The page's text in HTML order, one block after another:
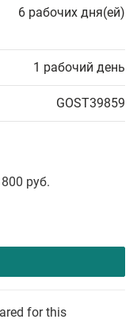
6 рабочих дня(ей)
1 рабочий день
GOST39859
руб.
for this